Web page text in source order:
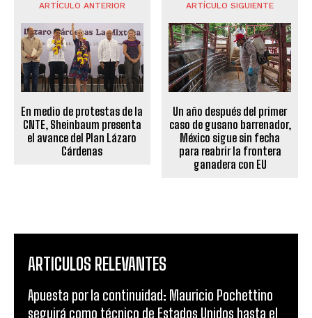
ARTÍCULO ANTERIOR
En medio de protestas de la
CNTE, Sheinbaum presenta
el avance del Plan Lázaro
Cárdenas
ARTÍCULO SIGUIENTE
Un año después del primer
caso de gusano barrenador,
México sigue sin fecha
para reabrir la frontera
ganadera con EU
ARTICULOS RELEVANTES
Apuesta por la continuidad: Mauricio Pochettino
seguirá como técnico de Estados Unidos hasta el